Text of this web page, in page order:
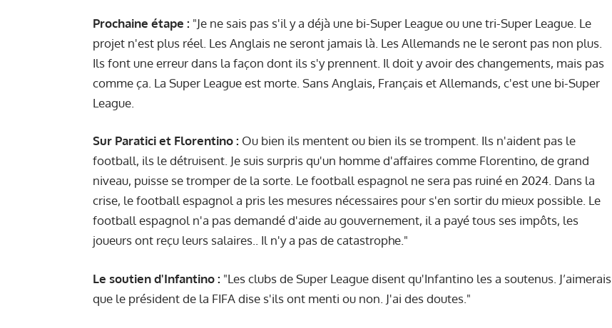
Prochaine étape : "Je ne sais pas s'il y a déjà une bi-Super League ou une tri-Super League. Le
projet n'est plus réel. Les Anglais ne seront jamais là. Les Allemands ne le seront pas non plus.
Ils font une erreur dans la façon dont ils s'y prennent. Il doit y avoir des changements, mais pas
comme ça. La Super League est morte. Sans Anglais, Français et Allemands, c'est une bi-Super
League.
Sur Paratici et Florentino : Ou bien ils mentent ou bien ils se trompent. Ils n'aident pas le
football, ils le détruisent. Je suis surpris qu'un homme d'affaires comme Florentino, de grand
niveau, puisse se tromper de la sorte. Le football espagnol ne sera pas ruiné en 2024. Dans la
crise, le football espagnol a pris les mesures nécessaires pour s'en sortir du mieux possible. Le
football espagnol n'a pas demandé d'aide au gouvernement, il a payé tous ses impôts, les
joueurs ont reçu leurs salaires.. Il n'y a pas de catastrophe."
Le soutien d'Infantino : "Les clubs de Super League disent qu'Infantino les a soutenus. J’aimerais
que le président de la FIFA dise s'ils ont menti ou non. J'ai des doutes."